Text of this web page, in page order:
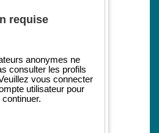
requise
anonymes ne
consulter les profils
vous connecter
utilisateur pour
continuer.